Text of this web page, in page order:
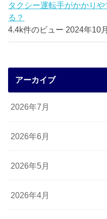
タクシー運転手がかかり
る？
4.4k件のビュー 2024年10
アーカイブ
2026年7月
2026年6月
2026年5月
2026年4月